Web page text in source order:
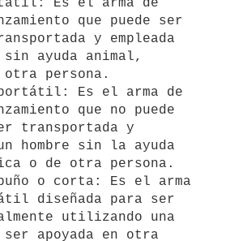
que puede ser
y empleada
sin ayuda animal,
otra persona.
que no puede
transportada y
hombre sin la ayuda
o de otra persona.
diseñada para ser
utilizando una
apoyada en otra